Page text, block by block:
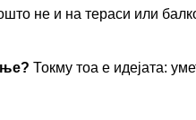
не и на тераси или
Токму тоа е идејата: